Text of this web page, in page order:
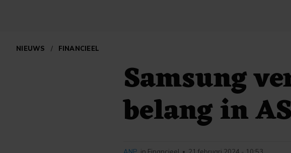
NIEUWS / FINANCIEEL
Samsung
belang in
ANP in Financieel • 21 februari 2024 - 10:53